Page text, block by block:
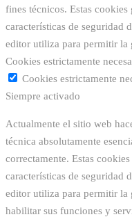
fines técnicos. Estas
características de seguridad
editor utiliza para permitir la
Cookies estrictamente
Cookies estrictamente
Siempre activado
Actualmente el sitio web
técnica absolutamente
correctamente. Estas
características de seguridad
editor utiliza para permitir la
habilitar sus funciones y